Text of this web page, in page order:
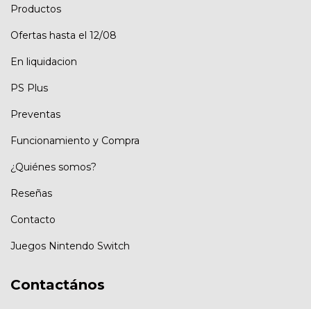
Productos
Ofertas hasta el 12/08
En liquidacion
PS Plus
Preventas
Funcionamiento y Compra
¿Quiénes somos?
Reseñas
Contacto
Juegos Nintendo Switch
Contactános